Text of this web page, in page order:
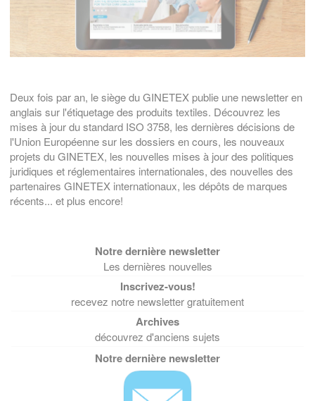
Deux fois par an, le siège du GINETEX publie une newsletter en
anglais sur l'étiquetage des produits textiles. Découvrez les
mises à jour du standard ISO 3758, les dernières décisions de
l'Union Européenne sur les dossiers en cours, les nouveaux
projets du GINETEX, les nouvelles mises à jour des politiques
juridiques et réglementaires internationales, des nouvelles des
partenaires GINETEX internationaux, les dépôts de marques
récents... et plus encore!
Les dernières nouvelles
recevez notre newsletter gratuitement
découvrez d'anciens sujets